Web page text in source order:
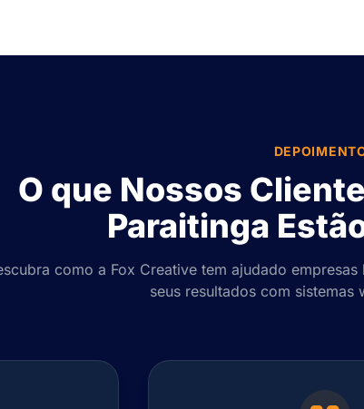
O que Nossos
Paraitinga
como a Fox Creative tem ajudado
seus resultados com sistemas